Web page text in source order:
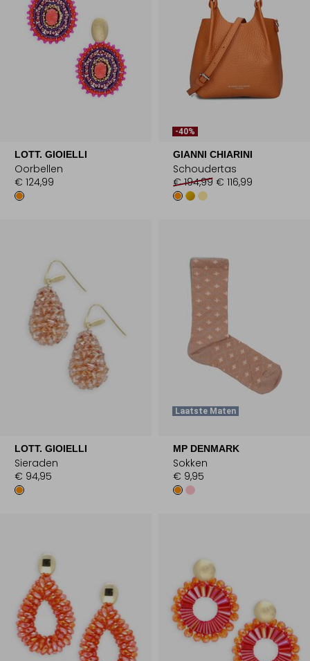
LOTT. GIOIELLI
Oorbellen
€ 124,99
-40%
GIANNI CHIARINI
Schoudertas
€ 194,99 € 116,99
LOTT. GIOIELLI
Sieraden
€ 94,95
Laatste Maten
MP DENMARK
Sokken
€ 9,95